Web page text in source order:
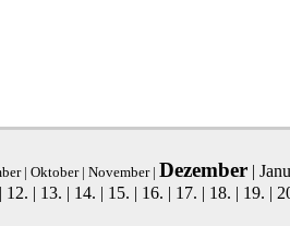
| Oktober| November| Dezember|
12. 13. 14. 15. 16. 17. 18. 19.